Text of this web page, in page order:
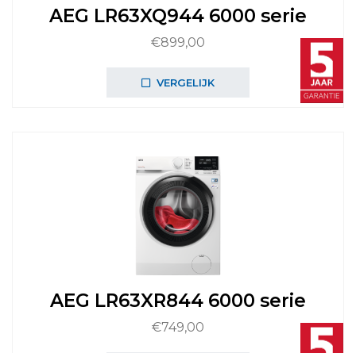
AEG LR63XQ944 6000 serie
€899,00
VERGELIJK
AEG LR63XR844 6000 serie
€749,00